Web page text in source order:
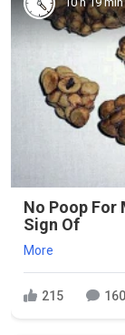
No Poop For
Sign Of
More
215 160